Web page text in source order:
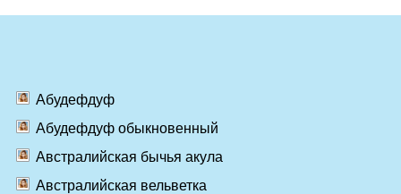
Абудефдуф
Абудефдуф обыкновенный
Австралийская бычья акула
Австралийская вельветка